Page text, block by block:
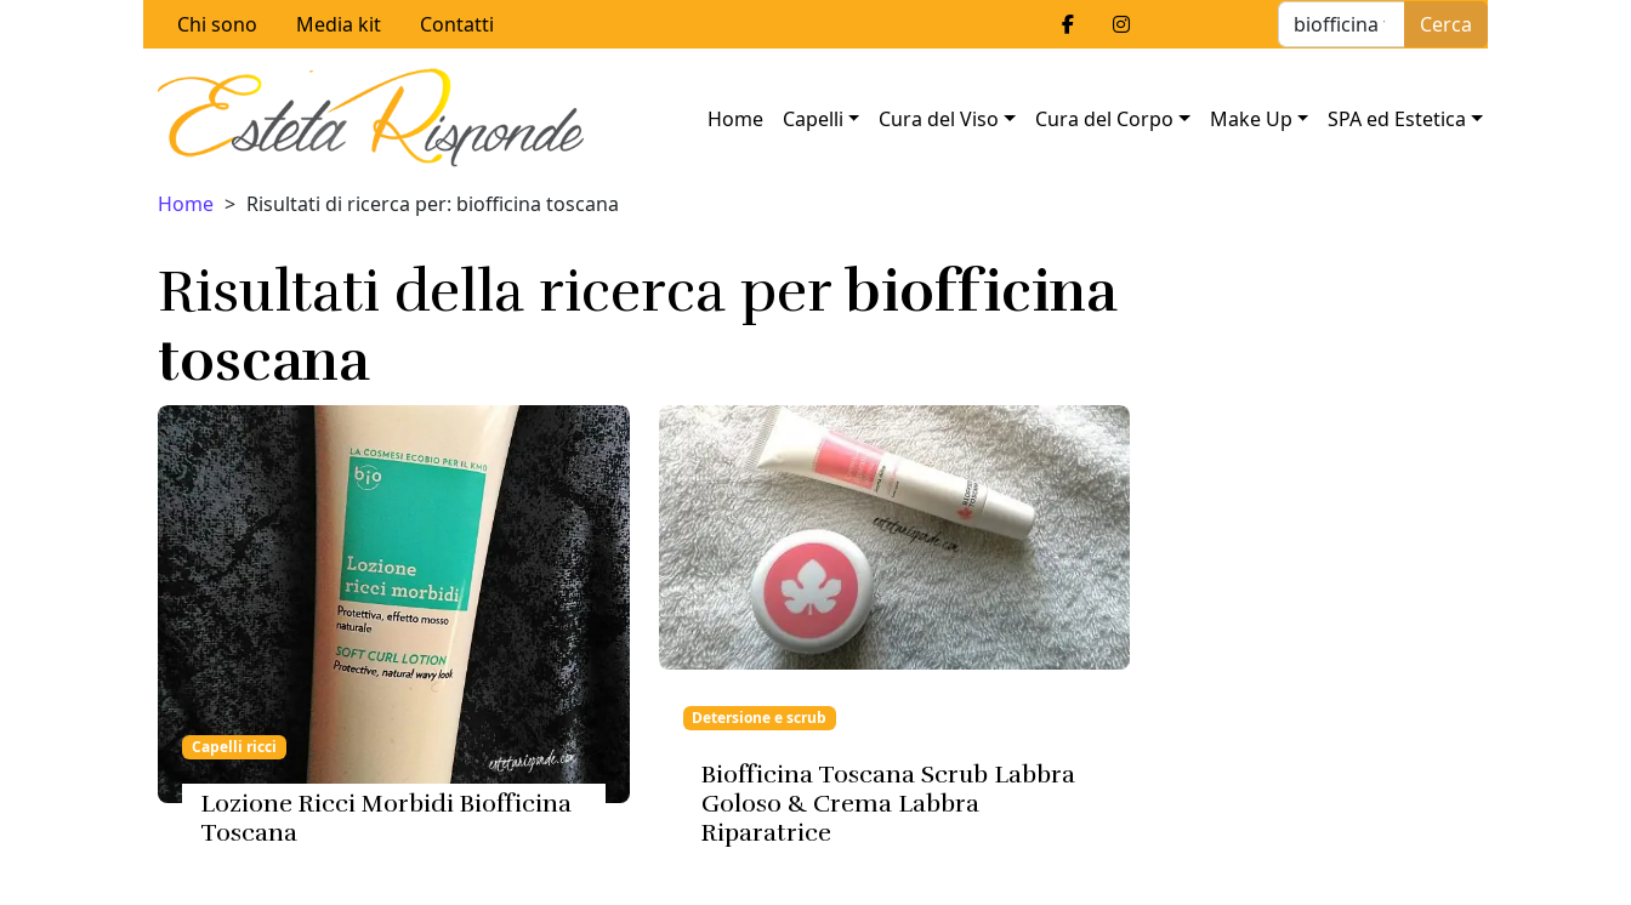
Chi sono Media kit Contatti Ricerca per:
Home Capelli Cura del Viso Cura del Corpo Make Up SPA ed Estetica
Home Risultati di ricerca per: biofficina toscana
Risultati della ricerca perbiofficina
toscana
Capelli ricci
Lozione Ricci Morbidi Biofficina
Toscana
Detersione e scrub
Biofficina Toscana Scrub Labbra
Goloso & Crema Labbra
Riparatrice